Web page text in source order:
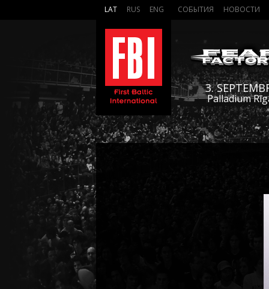
LAT RUS ENG СОБЫТИЯ НОВОСТИ
3.
Palladium